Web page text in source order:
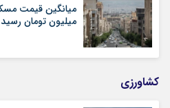
میلیون تومان رسید
کشاورزی